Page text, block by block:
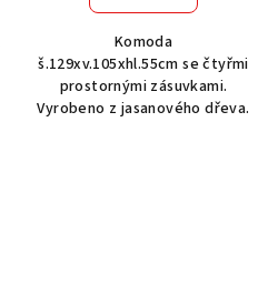
Komoda
š.129xv.105xhl.55cm se čtyřmi
prostornými zásuvkami.
Vyrobeno z jasanového dřeva.